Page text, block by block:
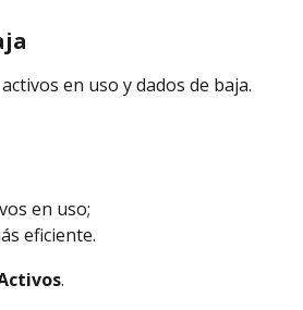
en uso y dados de baja.
en uso;
eficiente.
.